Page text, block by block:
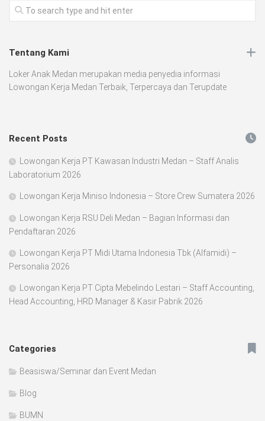
Tentang Kami
Loker Anak Medan merupakan media penyedia informasi
Lowongan Kerja Medan Terbaik, Terpercaya dan Terupdate
Recent Posts
Lowongan Kerja PT Kawasan Industri Medan – Staff Analis
Laboratorium 2026
Lowongan Kerja Miniso Indonesia – Store Crew Sumatera 2026
Lowongan Kerja RSU Deli Medan – Bagian Informasi dan
Pendaftaran 2026
Lowongan Kerja PT Midi Utama Indonesia Tbk (Alfamidi) –
Personalia 2026
Lowongan Kerja PT Cipta Mebelindo Lestari – Staff Accounting,
Head Accounting, HRD Manager & Kasir Pabrik 2026
Categories
Beasiswa/Seminar dan Event Medan
Blog
BUMN